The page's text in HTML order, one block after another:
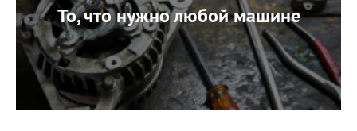
То, что нужно любой машине